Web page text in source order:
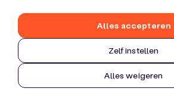
Zelf instellen
Alles weigeren
Alles accepteren